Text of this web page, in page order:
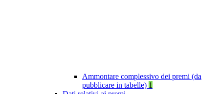
Ammontare complessivo dei premi (da
pubblicare in tabelle) 1